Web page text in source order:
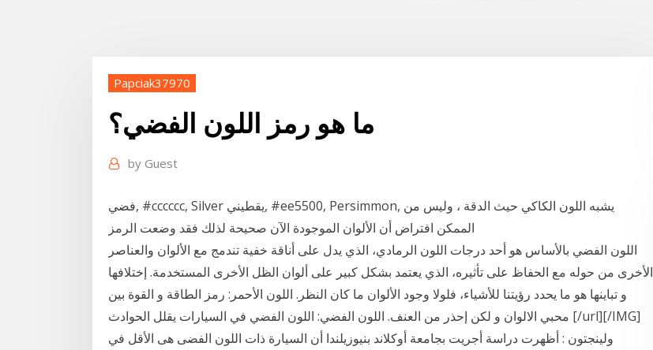
Papciak37970
ما هو رمز اللون الفضي؟
by Guest
فضي, #cccccc, Silver يقطيني, #ee5500, Persimmon, يشبه اللون الكاكي حيث الدقة ، وليس من
اللون الفضي بالأساس هو أحد درجات اللون الرمادي، الذي يدل على أناقة خفية تندمج مع الألوان والعناصر
الأخرى من حوله مع الحفاظ على تأثيره، الذي يعتمد بشكل كبير على ألوان الظل الأخرى المستخدمة. إختلافها
و تباينها هو ما يحدد رؤيتنا للأشياء، فلولا وجود الألوان ما كان النظر. اللون الأحمر: رمز الطاقة و القوة بين
محبي الالوان و لكن إحذر من العنف. اللون الفضي: اللون الفضي في السيارات يقلل الحوادث [/url][/IMG]
ولينجتون : أظهرت دراسة أجريت بجامعة أوكلاند بنيوزيلندا أن السيارة ذات اللون الفضى هى الأقل في